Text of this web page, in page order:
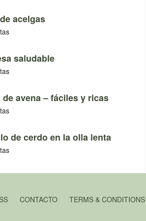
acelgas
saludable
avena – fáciles y ricas
de cerdo en la olla lenta
CONTACTO TERMS & CONDITIONS